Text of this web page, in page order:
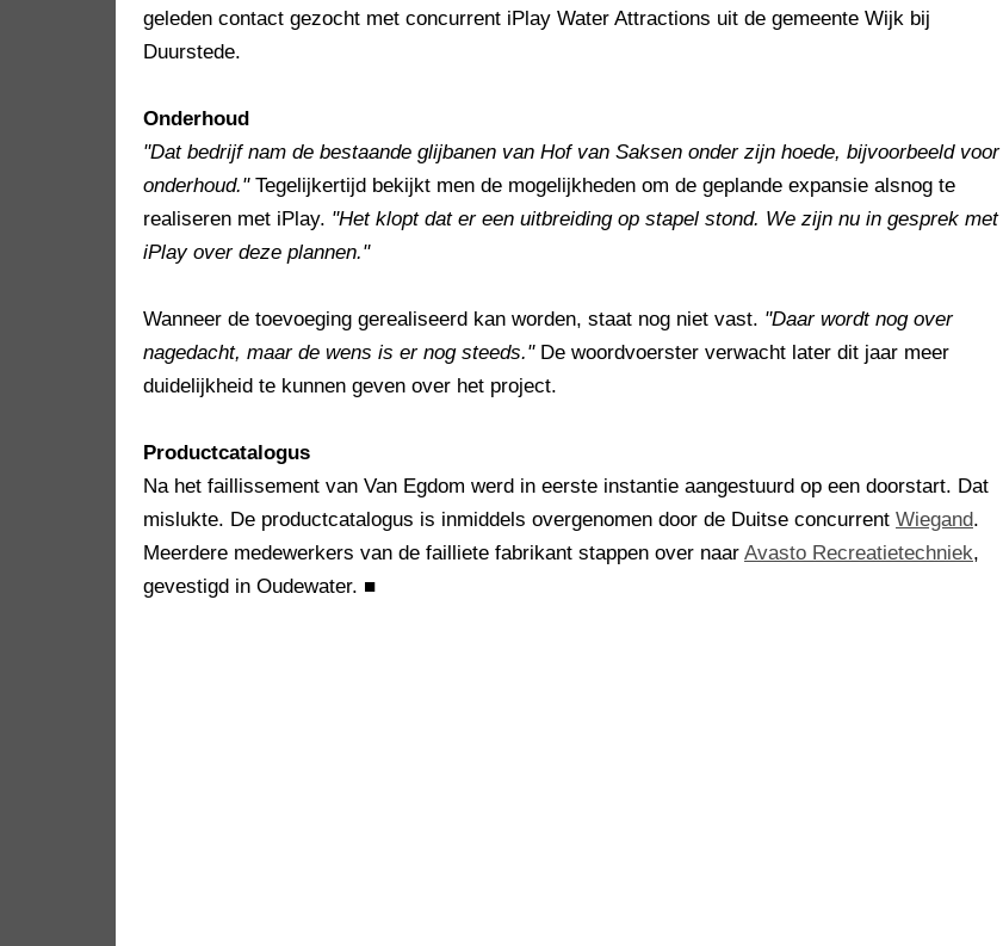
geleden contact gezocht met concurrent iPlay Water Attractions uit de gemeente Wijk bij
Duurstede.
Onderhoud
"Dat bedrijf nam de bestaande glijbanen van Hof van Saksen onder zijn hoede, bijvoorbeeld voor
onderhoud."Tegelijkertijd bekijkt men de mogelijkheden om de geplande expansie alsnog te
realiseren met iPlay. "Het klopt dat er een uitbreiding op stapel stond. We zijn nu in gesprek met
iPlay over deze plannen."
Wanneer de toevoeging gerealiseerd kan worden, staat nog niet vast. "Daar wordt nog over
nagedacht, maar de wens is er nog steeds."De woordvoerster verwacht later dit jaar meer
duidelijkheid te kunnen geven over het project.
Productcatalogus
Na het faillissement van Van Egdom werd in eerste instantie aangestuurd op een doorstart. Dat
mislukte. De productcatalogus is inmiddels overgenomen door de Duitse concurrent Wiegand.
Meerdere medewerkers van de failliete fabrikant stappen over naar Avasto Recreatietechniek,
gevestigd in Oudewater. ■